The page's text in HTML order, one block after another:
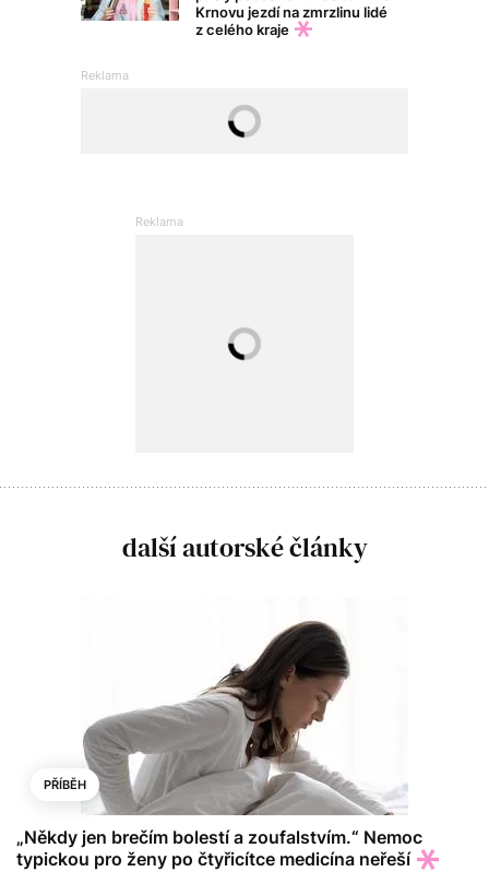
Krnovu jezdí na zmrzlinu lidé
z celého kraje
další autorské články
PŘÍBĚH
„Někdy jen brečím bolestí a zoufalstvím.“ Nemoc
typickou pro ženy po čtyřicítce medicína neřeší